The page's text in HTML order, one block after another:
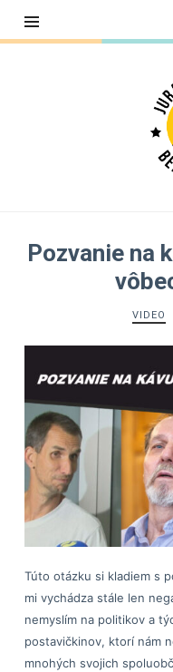
Pozvanie na
VIDEO
Túto otázku si kladiem s
mi vychádza stále len
nemyslím na politikov a
postavičkinov, ktorí nám
mnohých svojich